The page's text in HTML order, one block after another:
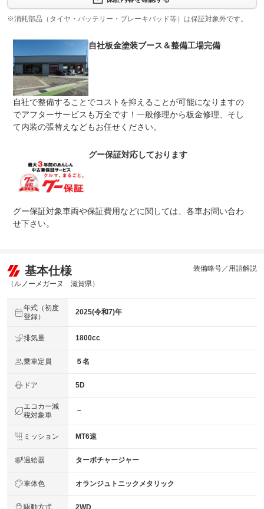
上限金額
保証修理
受付先
-
法定整備
整備付 法定12ヶ月または法定24ヶ月点検整備付
※車検なし・車検整備付の場合は法定24ヶ月点検整備付
※商用車は6ヶ月または12ヶ月点検整備付
法定整備
※消耗部品（タイヤ・バッテリー・ブレーキパッド等）は保証対象外です。
自社板金塗装ブース＆整備工場完備
自社で整備することでコストを抑えることが可能になりますの
でアフターサービスも万全です！一般修理から板金修理、そし
て内装の張替えなどもお任せください。
グー保証対応しております
グー保証対象車両や保証費用などに関しては、各車お問い合わ
せ下さい。
基本仕様
（ルノーメガーヌ 滋賀県）
装備略号／用語解説
年式（初度
登録）
2025(令和7)年
排気量 1800cc
乗車定員 ５名
ドア 5D
エコカー減
税対象車
－
ミッション MT6速
過給器 ターボチャージャー
車体色 オランジュトニックメタリック
駆動方式 2WD